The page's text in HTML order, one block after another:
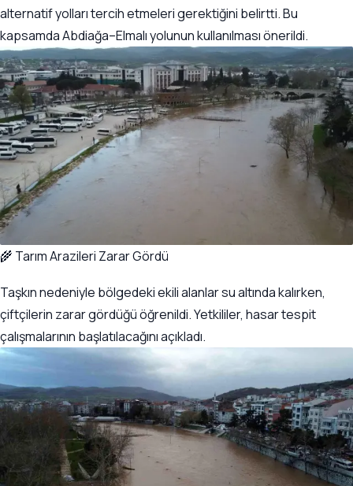
alternatif yolları tercih etmeleri gerektiğini belirtti. Bu
kapsamda Abdiağa–Elmalı yolunun kullanılması önerildi.
🌾 Tarım Arazileri Zarar Gördü
Taşkın nedeniyle bölgedeki ekili alanlar su altında kalırken,
çiftçilerin zarar gördüğü öğrenildi. Yetkililer, hasar tespit
çalışmalarının başlatılacağını açıkladı.